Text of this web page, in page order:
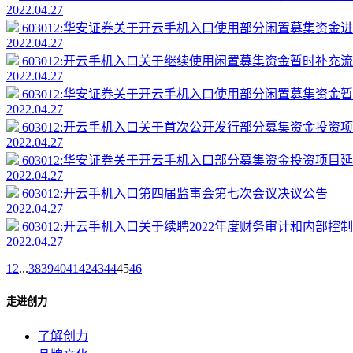
2022.04.27
603012:华安证券关于开云手机入口使用部分闲置募集资金
2022.04.27
603012:开云手机入口关于继续使用闲置募集资金暂时补充
2022.04.27
603012:华安证券关于开云手机入口使用部分闲置募集资金
2022.04.27
603012:开云手机入口关于首次公开发行部分募集资金投资
2022.04.27
603012:华安证券关于开云手机入口部分募集资金投资项目
2022.04.27
603012:开云手机入口第四届监事会第七次会议决议公告
2022.04.27
603012:开云手机入口关于续聘2022年度财务审计和内部控
2022.04.27
1 2...383940414243444546
走进创力
了解创力